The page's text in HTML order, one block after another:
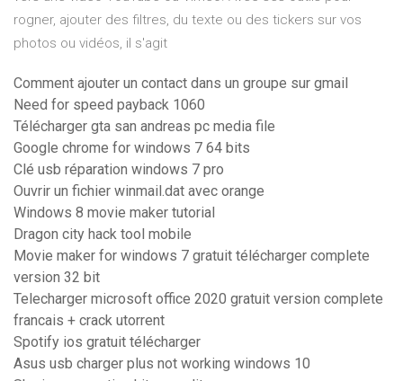
rogner, ajouter des filtres, du texte ou des tickers sur vos
photos ou vidéos, il s'agit
Comment ajouter un contact dans un groupe sur gmail
Need for speed payback 1060
Télécharger gta san andreas pc media file
Google chrome for windows 7 64 bits
Clé usb réparation windows 7 pro
Ouvrir un fichier winmail.dat avec orange
Windows 8 movie maker tutorial
Dragon city hack tool mobile
Movie maker for windows 7 gratuit télécharger complete
version 32 bit
Telecharger microsoft office 2020 gratuit version complete
francais + crack utorrent
Spotify ios gratuit télécharger
Asus usb charger plus not working windows 10